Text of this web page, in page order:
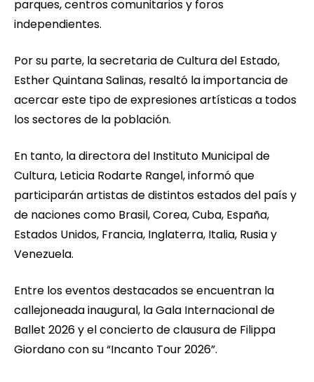
parques, centros comunitarios y foros
independientes.
Por su parte, la secretaria de Cultura del Estado,
Esther Quintana Salinas, resaltó la importancia de
acercar este tipo de expresiones artísticas a todos
los sectores de la población.
En tanto, la directora del Instituto Municipal de
Cultura, Leticia Rodarte Rangel, informó que
participarán artistas de distintos estados del país y
de naciones como Brasil, Corea, Cuba, España,
Estados Unidos, Francia, Inglaterra, Italia, Rusia y
Venezuela.
Entre los eventos destacados se encuentran la
callejoneada inaugural, la Gala Internacional de
Ballet 2026 y el concierto de clausura de Filippa
Giordano con su “Incanto Tour 2026”.